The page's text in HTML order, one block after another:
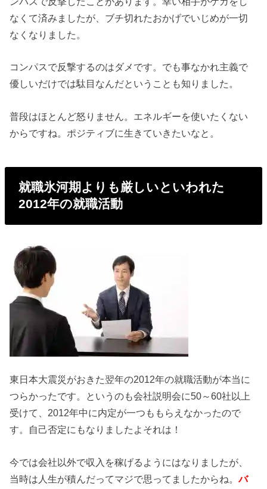
なくて済みましたが、ブチ切れたおかげでいじめが一切
なくなりました。
コンパスで反撃するのはダメです。でも事なかれ主義で
優しいだけでは駄目なんだということも知りました。
普段はほとんど怒りません。エネルギーを使いたくない
からですね。ポジティブに生きていきたいなと。
就職氷河期よりも厳しいといわれた
2012年の就職活動
東日本大震災がおきた翌年の2012年の就職活動が本当に
つらかったです。というのも会社説明会に50～60社以上
受けて、2012年中に内定が一つももらえなかったので
す。自己否定にもなりましたよそれは！
今では会社以外で収入を稼げるようにはなりましたが、
当時は人生が積んだってマジで思ってましたからね。バ